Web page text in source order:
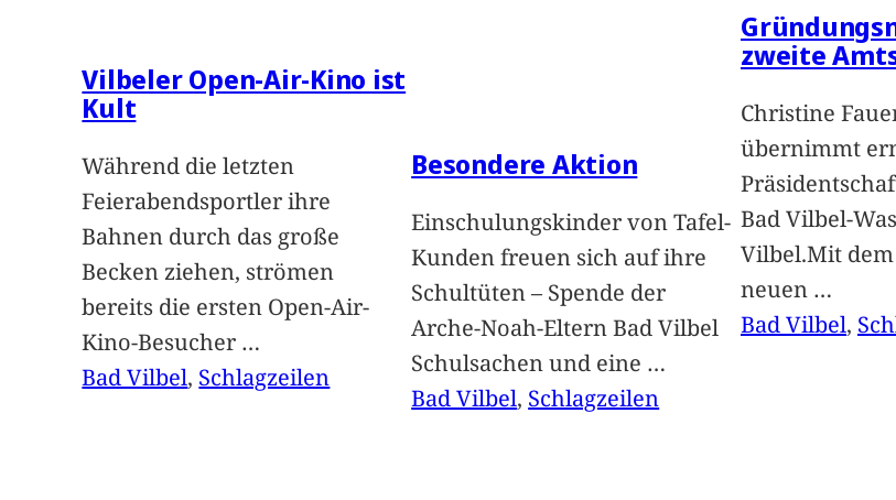
Vilbeler Open-Air-Kino ist
Kult
Während die letzten
Feierabendsportler ihre
Bahnen durch das große
Becken ziehen, strömen
bereits die ersten Open-Air-
Kino-Besucher …
Bad Vilbel, Schlagzeilen
Besondere Aktion
Einschulungskinder von Tafel-
Kunden freuen sich auf ihre
Schultüten – Spende der
Arche-Noah-Eltern Bad Vilbel
Schulsachen und eine …
Bad Vilbel, Schlagzeilen
zweite
Christine
übernimmt
Bad Vilbel-
Vilbel.Mit
neuen …
Bad Vilbel,